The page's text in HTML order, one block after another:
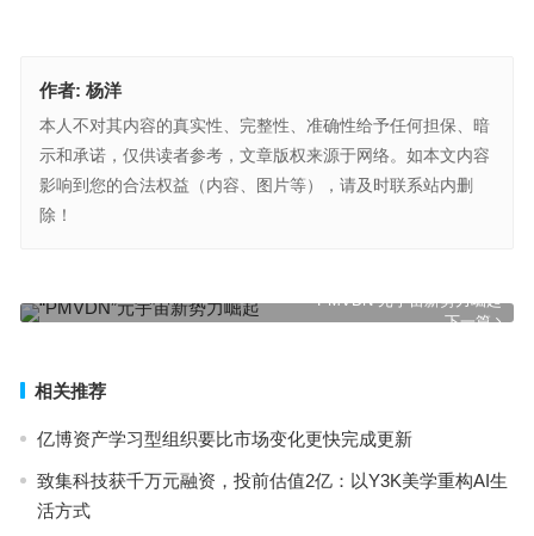
作者: 杨洋
本人不对其内容的真实性、完整性、准确性给予任何担保、暗
示和承诺，仅供读者参考，文章版权来源于网络。如本文内容
影响到您的合法权益（内容、图片等），请及时联系站内删
除！
下一篇
“PMVDN”元宇宙新势力崛起
相关推荐
亿博资产学习型组织要比市场变化更快完成更新
致集科技获千万元融资，投前估值2亿：以Y3K美学重构AI生
活方式